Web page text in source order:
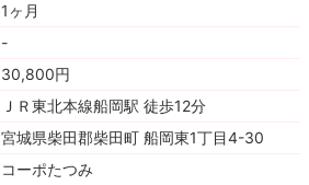
1ヶ月
-
30,800円
ＪＲ東北本線船岡駅 徒歩12分
宮城県柴田郡柴田町 船岡東1丁目4-30
コーポたつみ